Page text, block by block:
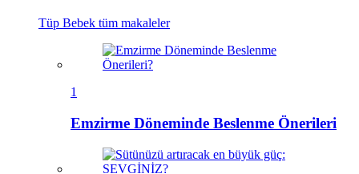
Tüp Bebek tüm makaleler
1
Emzirme Döneminde Beslenme Önerileri